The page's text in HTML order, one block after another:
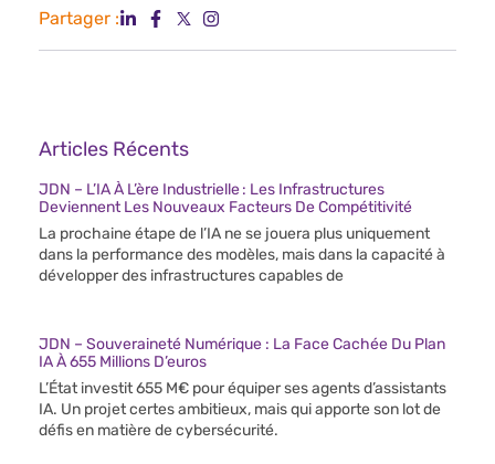
Partager :
Articles Récents
JDN – L’IA À L’ère Industrielle : Les Infrastructures
Deviennent Les Nouveaux Facteurs De Compétitivité
La prochaine étape de l’IA ne se jouera plus uniquement
dans la performance des modèles, mais dans la capacité à
développer des infrastructures capables de
JDN – Souveraineté Numérique : La Face Cachée Du Plan
IA À 655 Millions D’euros
L’État investit 655 M€ pour équiper ses agents d’assistants
IA. Un projet certes ambitieux, mais qui apporte son lot de
défis en matière de cybersécurité.